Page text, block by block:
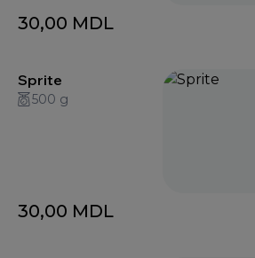
30,00 MDL
Sprite
500 g
30,00 MDL